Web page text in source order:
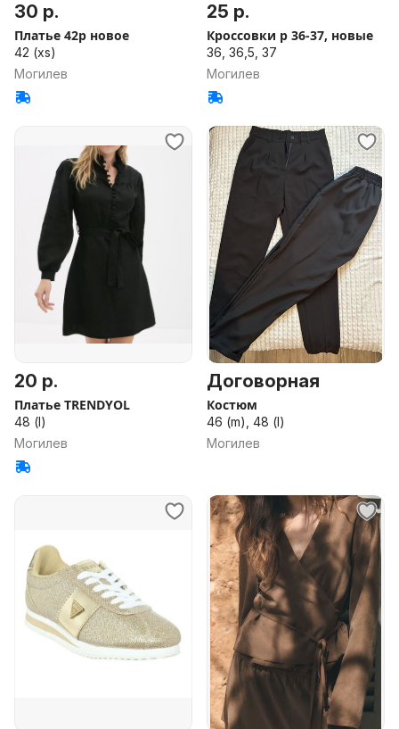
30 р.
Платье 42р новое
42 (xs)
Могилев
25 р.
Кроссовки р 36-37, новые
36, 36,5, 37
Могилев
20 р.
Платье TRENDYOL
48 (l)
Могилев
Договорная
Костюм
46 (m), 48 (l)
Могилев